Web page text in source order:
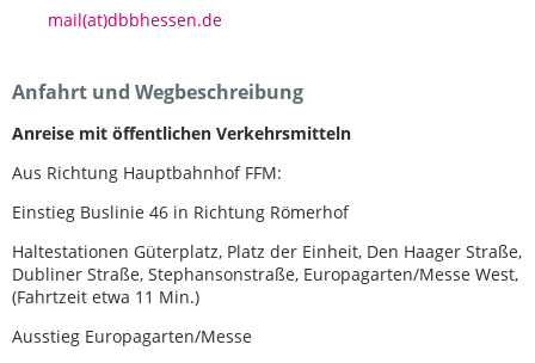
mail(at)dbbhessen.de
Anfahrt und Wegbeschreibung
Anreise mit öffentlichen Verkehrsmitteln
Aus Richtung Hauptbahnhof FFM:
Einstieg Buslinie 46 in Richtung Römerhof
Haltestationen Güterplatz, Platz der Einheit, Den Haager Straße,
Dubliner Straße, Stephansonstraße, Europagarten/Messe West,
(Fahrtzeit etwa 11 Min.)
Ausstieg Europagarten/Messe